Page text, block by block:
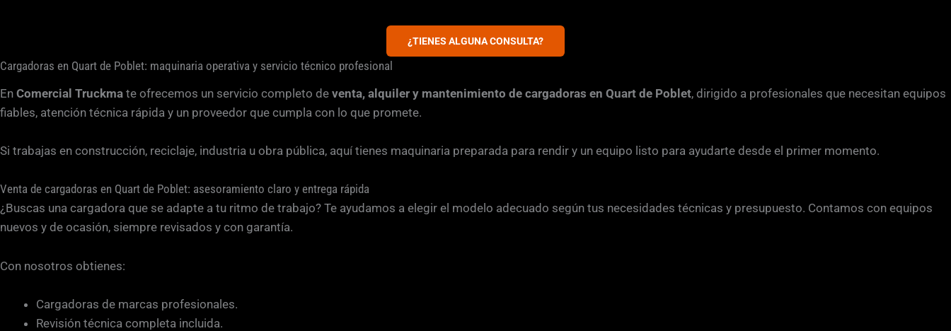
¿TIENES ALGUNA CONSULTA?
Cargadoras en Quart de Poblet: maquinaria operativa y servicio técnico profesional
En Comercial Truckma te ofrecemos un servicio completo de venta, alquiler y mantenimiento de cargadoras en Quart de Poblet, dirigido a profesionales que necesitan equipos
fiables, atención técnica rápida y un proveedor que cumpla con lo que promete.
Si trabajas en construcción, reciclaje, industria u obra pública, aquí tienes maquinaria preparada para rendir y un equipo listo para ayudarte desde el primer momento.
Venta de cargadoras en Quart de Poblet: asesoramiento claro y entrega rápida
¿Buscas una cargadora que se adapte a tu ritmo de trabajo? Te ayudamos a elegir el modelo adecuado según tus necesidades técnicas y presupuesto. Contamos con equipos
nuevos y de ocasión, siempre revisados y con garantía.
Con nosotros obtienes:
Cargadoras de marcas profesionales.
Revisión técnica completa incluida.